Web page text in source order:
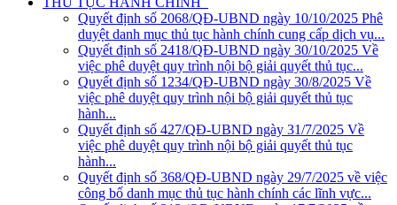
Quyết định số 2068/QĐ-UBND ngày 10/10/2025 Phê
duyệt danh mục thủ tục hành chính cung cấp dịch vụ...
Quyết định số 2418/QĐ-UBND ngày 30/10/2025 Về
việc phê duyệt quy trình nội bộ giải quyết thủ tục...
Quyết định số 1234/QĐ-UBND ngày 30/8/2025 Về
việc phê duyệt quy trình nội bộ giải quyết thủ tục
hành...
Quyết định số 427/QĐ-UBND ngày 31/7/2025 Về
việc phê duyệt quy trình nội bộ giải quyết thủ tục
hành...
Quyết định số 368/QĐ-UBND ngày 29/7/2025 về việc
công bố danh mục thủ tục hành chính các lĩnh vực...